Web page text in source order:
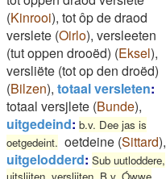
(Kinrooi), tot ôp de draod
verslete (Oirlo), versleeten
(tut oppen drooëd) (Eksel),
versliëte (tot op den droëd)
(Bilzen), totaal versleten:
totaal versjlete (Bunde),
uitgedeind: b.v. Dee jas is
oetgedeint. oetdeine (Sittard),
uitgelodderd: Sub uutloddere,